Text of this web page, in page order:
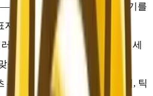
— 판타지 또는 SF 작품의 분위기를
일러스트를 제작합니다.
스트
— 캠페인, 캐릭터 카드, 세
춤형 일러스트 제작.
— Bilibili 커버, 공식 계정 헤더, 틱